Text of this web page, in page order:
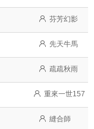
芬芳幻影
先天牛馬
疏疏秋雨
重來一世157
縫合師